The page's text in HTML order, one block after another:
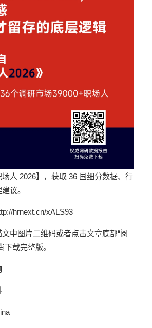
人 2026】，获取 36 国细分数据、行
议。
hrnext.cn/xALS93
中图片二维码或者点击文章底部“阅
下载完整版。